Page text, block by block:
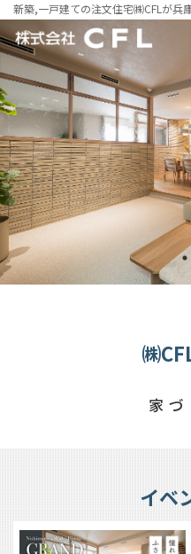
新築,一戸建ての注文住宅㈱CFLが兵
家
㈱
イベ